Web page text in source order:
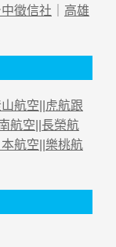
徵信社 ｜ 高雄
航空
虎航跟
航空 長榮航
本航空 樂桃航